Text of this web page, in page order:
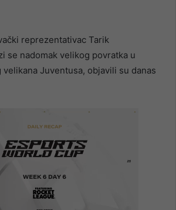
reprezentativac Tarik
se nadomak velikog povratka u
Juventusa, objavili su danas